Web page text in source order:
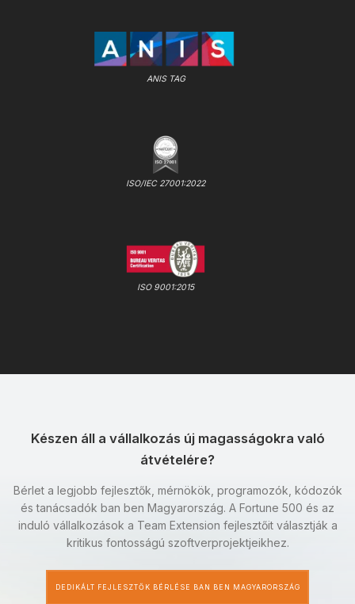
ANIS TAG
ISO/IEC 27001:2022
ISO 9001:2015
Készen áll a vállalkozás új magasságokra való
átvételére?
Bérlet a legjobb fejlesztők, mérnökök, programozók, kódozók
és tanácsadók ban ben Magyarország. A Fortune 500 és az
induló vállalkozások a Team Extension fejlesztőit választják a
kritikus fontosságú szoftverprojektjeikhez.
DEDIKÁLT FEJLESZTŐK BÉRLÉSE BAN BEN MAGYARORSZÁG